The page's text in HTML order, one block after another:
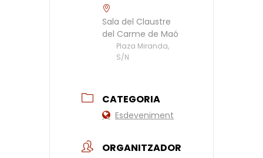
Sala del Claustre
del Carme de Maó
Plaza Miranda,
S/N
CATEGORIA
Esdeveniment
ORGANITZADOR